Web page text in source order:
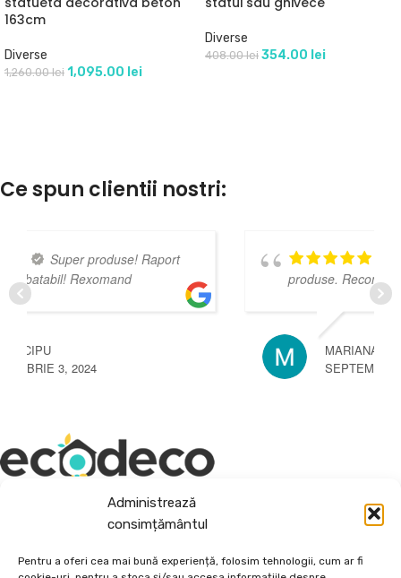
Administrează
consimțământul
Pentru a oferi cea mai bună experiență, folosim tehnologii, cum ar fi
163cm
Diverse
1,260.00lei 1,095.00 lei
Diverse
408.00lei 354.00 lei
Ce spun clientii nostri:
Foarte mulțumita de
produse. Recomand cu mare drag.
SEPTEMBRIE 3, 2024
Depozit En-Gross și En-Detail
Piatră Decorativă și Plante Ornamentale